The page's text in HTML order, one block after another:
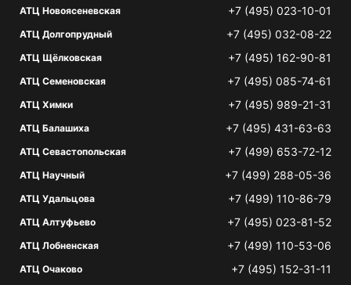
АТЦ Новоясеневская +7 (495) 023-10-01
АТЦ Долгопрудный +7 (495) 032-08-22
АТЦ Щёлковская +7 (495) 162-90-81
АТЦ Семеновская +7 (495) 085-74-61
АТЦ Химки +7 (495) 989-21-31
АТЦ Балашиха +7 (495) 431-63-63
АТЦ Севастопольская +7 (499) 653-72-12
АТЦ Научный +7 (499) 288-05-36
АТЦ Удальцова +7 (499) 110-86-79
АТЦ Алтуфьево +7 (495) 023-81-52
АТЦ Лобненская +7 (499) 110-53-06
АТЦ Очаково +7 (495) 152-31-11